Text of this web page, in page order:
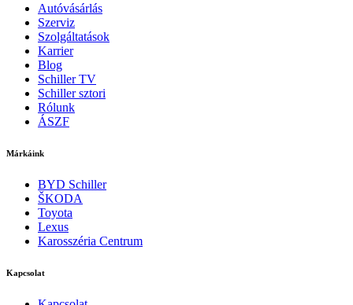
Autóvásárlás
Szerviz
Szolgáltatások
Karrier
Blog
Schiller TV
Schiller sztori
Rólunk
ÁSZF
Márkáink
BYD Schiller
ŠKODA
Toyota
Lexus
Karosszéria Centrum
Kapcsolat